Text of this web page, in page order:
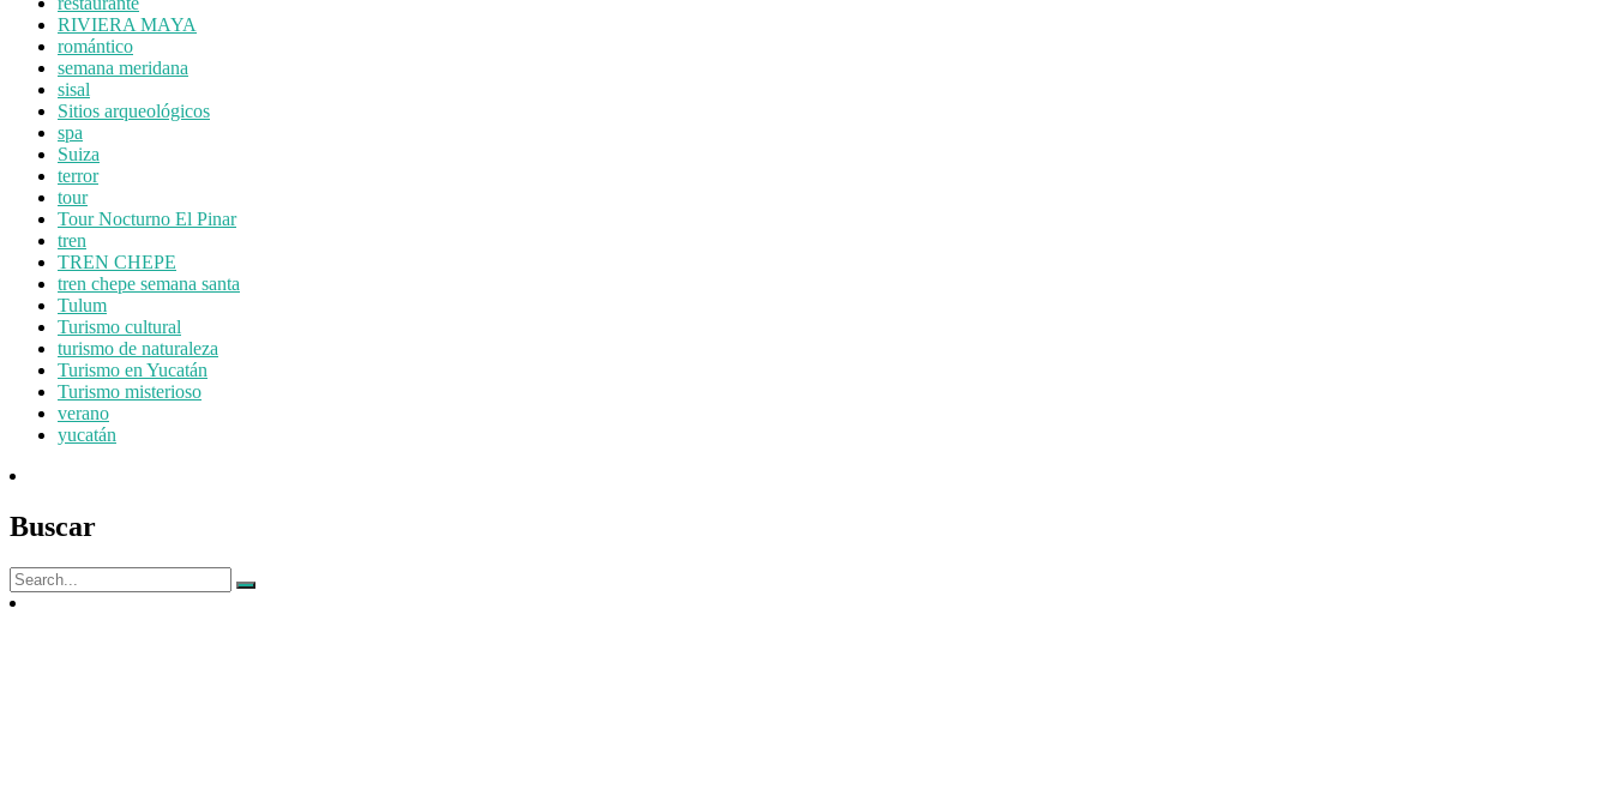
RIVIERA MAYA
romántico
semana meridana
sisal
Sitios arqueológicos
spa
Suiza
terror
tour
Tour Nocturno El Pinar
tren
TREN CHEPE
tren chepe semana santa
Tulum
Turismo cultural
turismo de naturaleza
Turismo en Yucatán
Turismo misterioso
verano
yucatán
Buscar